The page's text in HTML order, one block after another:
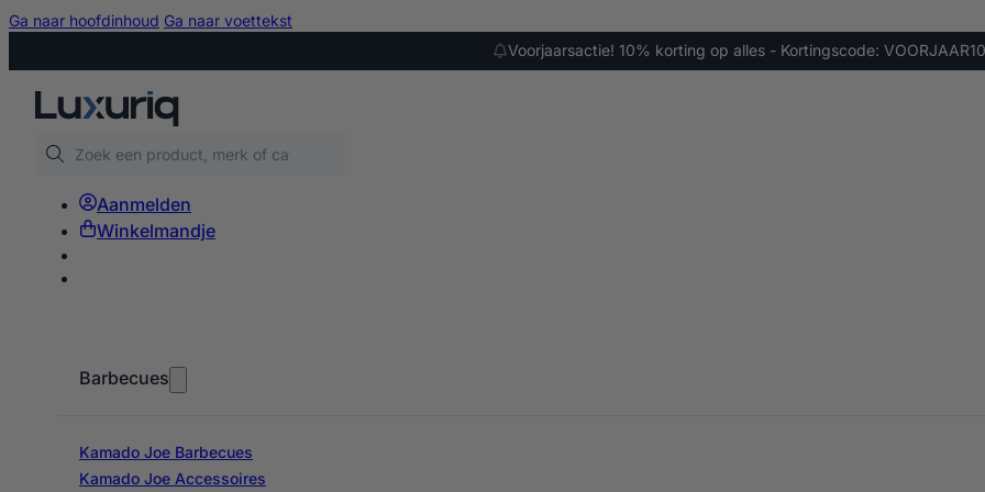
Ga naar hoofdinhoud Ga naar voettekst
Voorjaarsactie! 10% korting op alles - Kortingscode: VOORJAAR10
Zoeken
Aanmelden
Winkelmandje
Barbecues
Kamado Joe Barbecues
Kamado Joe Accessoires